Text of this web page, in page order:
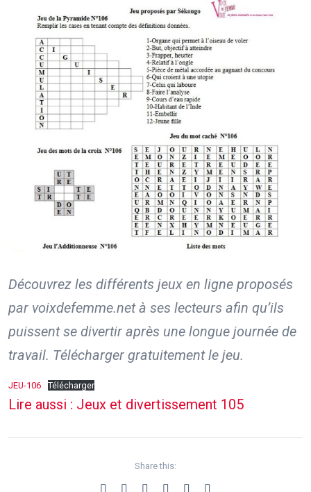
Découvrez les différents jeux en ligne proposés
par voixdefemme.net à ses lecteurs afin qu’ils
puissent se divertir après une longue journée de
travail. Télécharger gratuitement le jeu.
JEU-106 Télécharger
Lire aussi : Jeux et divertissement 105
Share this: